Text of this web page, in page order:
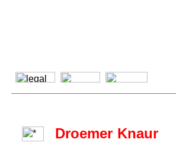
Droemer Knaur